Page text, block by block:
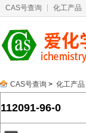
CAS号查询 化工产品
CAS号查询 > 化工产品
112091-96-0